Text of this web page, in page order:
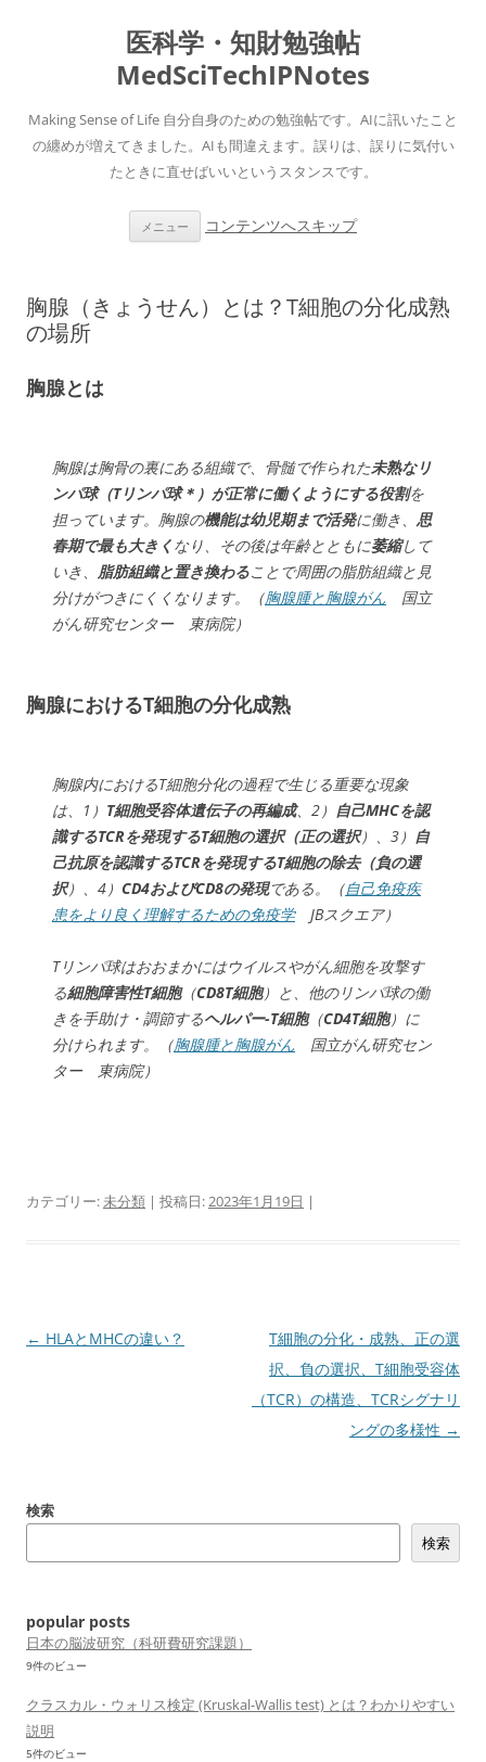
医科学・知財勉強帖
MedSciTechIPNotes
Making Sense of Life 自分自身のための勉強帖です。AIに訊いたこと
の纏めが増えてきました。AIも間違えます。誤りは、誤りに気付い
たときに直せばいいというスタンスです。
メニュー コンテンツへスキップ
胸腺（きょうせん）とは？T細胞の分化成熟
の場所
胸腺とは
胸腺は胸骨の裏にある組織で、骨髄で作られた未熟なリ
ンパ球（Tリンパ球＊）が正常に働くようにする役割を
担っています。胸腺の機能は幼児期まで活発に働き、 思
春期で最も大きくなり、その後は年齢とともに萎縮して
いき、 脂肪組織と置き換わることで周囲の脂肪組織と見
分けがつきにくくなります。（胸腺腫と胸腺がん 国立
がん研究センター 東病院）
胸腺におけるT細胞の分化成熟
胸腺内におけるT細胞分化の過程で生じる重要な現象
は、1） T細胞受容体遺伝子の再編成、2） 自己MHCを認
識するTCRを発現するT細胞の選択（正の選択）、3） 自
己抗原を認識するTCRを発現するT細胞の除去（負の選
択）、4） CD4およびCD8の発現である。（自己免疫疾
患をより良く理解するための免疫学JBスクエア）
Tリンパ球はおおまかにはウイルスやがん細胞を攻撃す
る細胞障害性T細胞（CD8T細胞）と、他のリンパ球の働
きを手助け・調節するヘルパー-T細胞（CD4T細胞）に
分けられます。（胸腺腫と胸腺がん 国立がん研究セン
ター 東病院）
カテゴリー:未分類 | 投稿日:2023年1月19日 |
投
シ
← HLAとMHCの違い？
T細胞の分化・成熟、正の選
択、負の選択、T細胞受容体
（TCR）の構造、TCRシグナリ
ングの多様性 →
検索
検索
popular posts
日本の脳波研究（科研費研究課題）
9件のビュー
クラスカル・ウォリス検定 (Kruskal-Wallis test) とは？わかりやすい
説明
5件のビュー